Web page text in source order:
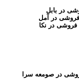
در بابل
در آمل
در نکا
در صومعه سرا